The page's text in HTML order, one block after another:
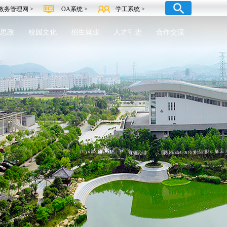
务管理网 > OA系统 > 学工系统 >
政 校园文化 招生就业 人才引进 合作交流